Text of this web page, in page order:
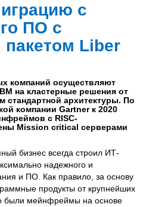
с
ПО с
Liber
компаний осуществляют
на кластерные решения от
стандартной архитектуры. По
компании Gartner к 2020
с RISC-
Mission critical серверами
бизнес всегда строил ИТ-
надежного и
и ПО. Как правило, за основу
продукты от крупнейших
были мейнфреймы на основе